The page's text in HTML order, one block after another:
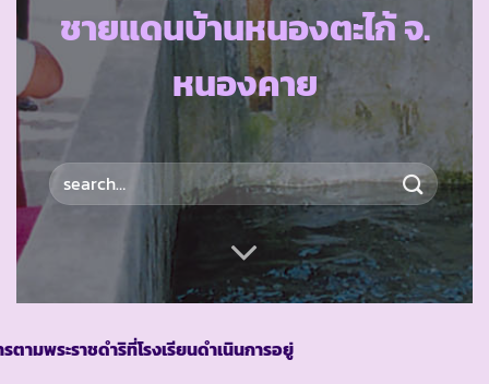
ชายแดนบ้านหนองตะไก้ จ.
หนองคาย
รตามพระราชดำริที่โรงเรียนดำเนินการอยู่